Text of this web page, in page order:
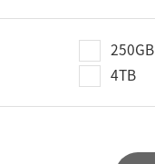
250GB
4TB